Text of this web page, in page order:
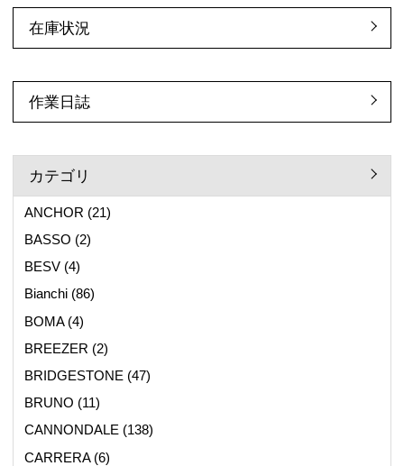
在庫状況
作業日誌
カテゴリ
ANCHOR (21)
BASSO (2)
BESV(4)
Bianchi(86)
BOMA(4)
BREEZER (2)
BRIDGESTONE (47)
BRUNO (11)
CANNONDALE(138)
CARRERA(6)